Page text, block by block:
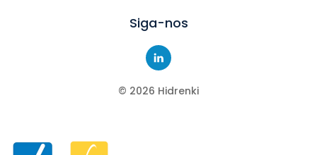
Siga-nos
© 2026 Hidrenki